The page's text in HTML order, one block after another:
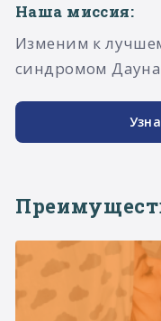
Наша миссия:
Изменим к
синдромом Дауна